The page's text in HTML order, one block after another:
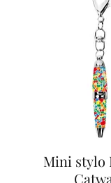
Mini stylo